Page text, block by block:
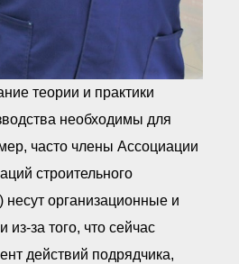
теории и практики
необходимы для
часто члены Ассоциации
строительного
несут организационные и
за того, что сейчас
действий подрядчика,